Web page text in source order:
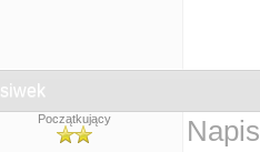
siwek
Początkujący